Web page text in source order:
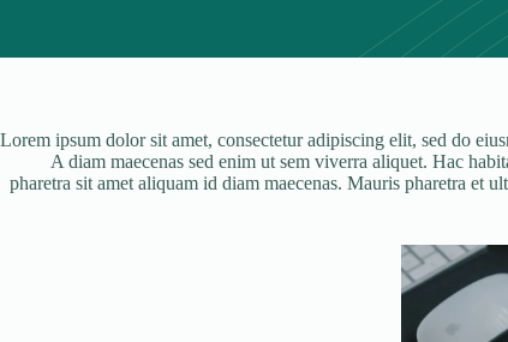
Lorem ipsum dolor sit amet, consectetur adipiscing elit, sed do
A diam maecenas sed enim ut sem viverra aliquet. Hac
pharetra sit amet aliquam id diam maecenas. Mauris pharetra et